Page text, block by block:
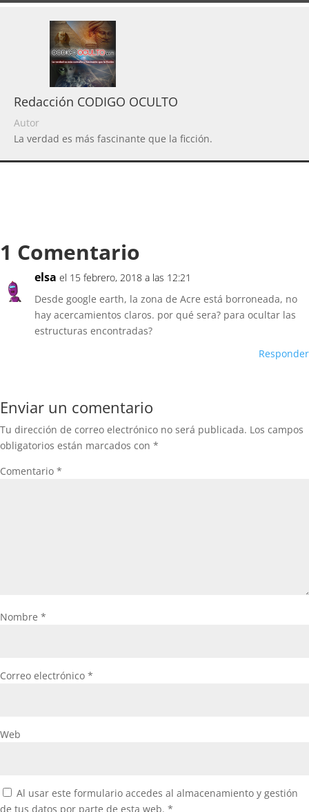
Redacción CODIGO OCULTO
Autor
La verdad es más fascinante que la ficción.
1 Comentario
elsa el 15 febrero, 2018 a las 12:21
Desde google earth, la zona de Acre está borroneada, no
hay acercamientos claros. por qué sera? para ocultar las
estructuras encontradas?
Responder
Enviar un comentario
Tu dirección de correo electrónico no será publicada. Los campos
obligatorios están marcados con *
Comentario *
Nombre *
Correo electrónico *
Web
Al usar este formulario accedes al almacenamiento y gestión
de tus datos por parte de esta web. *